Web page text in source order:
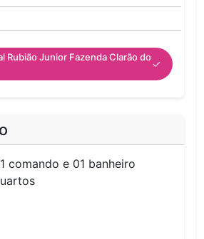
Rubião Junior Fazenda Clarão do
comando e 01 banheiro